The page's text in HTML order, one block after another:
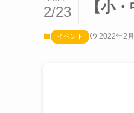
【小
2/23
イベント 2022年2